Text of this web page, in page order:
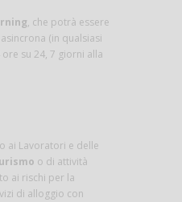
, che potrà essere
(in qualsiasi
su 24, 7 giorni alla
ai Lavoratori e delle
o di attività
ai rischi per la
di alloggio con